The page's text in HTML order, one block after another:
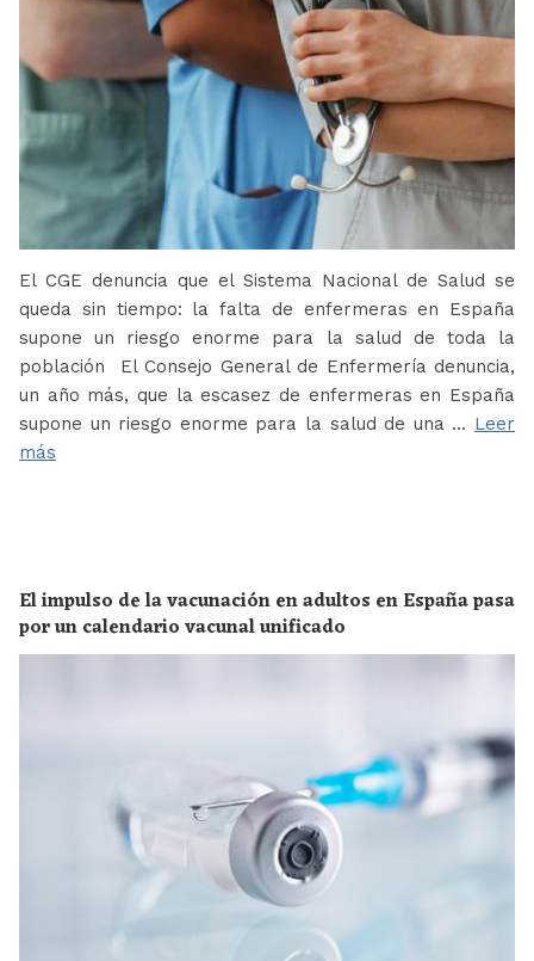
El CGE denuncia que el Sistema Nacional de Salud se
queda sin tiempo: la falta de enfermeras en España
supone un riesgo enorme para la salud de toda la
población El Consejo General de Enfermería denuncia,
un año más, que la escasez de enfermeras en España
supone un riesgo enorme para la salud de una … Leer
más
El impulso de la vacunación en adultos en España pasa
por un calendario vacunal unificado